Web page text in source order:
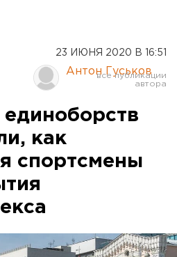
23 ИЮНЯ 2020 В 16:51
Антон Гуськов
как
спортсмены